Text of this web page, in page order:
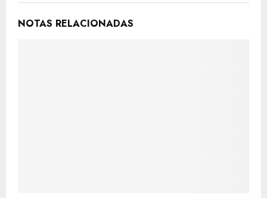
NOTAS RELACIONADAS